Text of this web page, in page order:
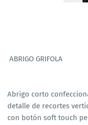
ABRIGO GRIFOLA
Abrigo corto
detalle de recortes
con botón soft touch